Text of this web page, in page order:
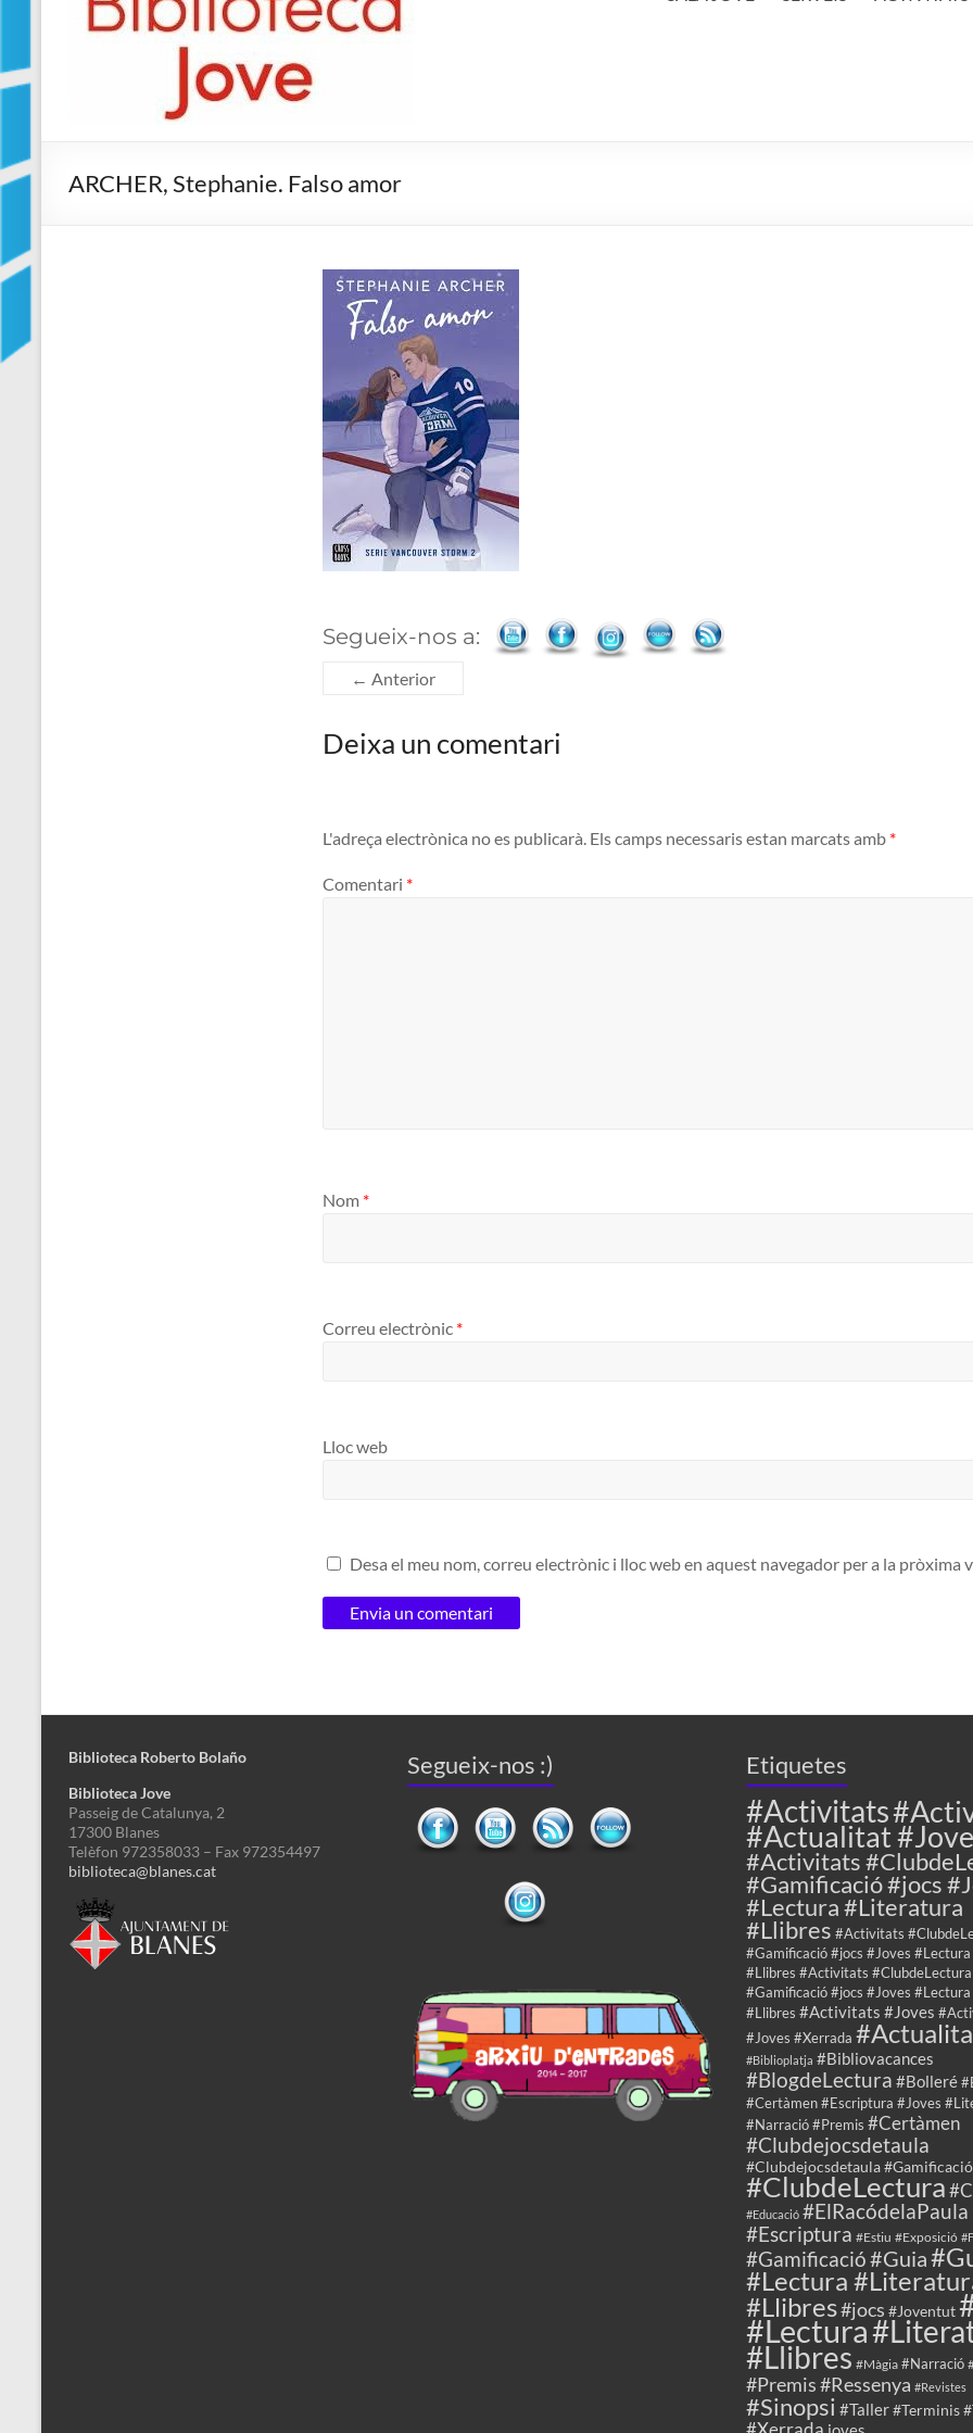
Jove
ARCHER, Stephanie. Falso amor
Segueix-nos a:
← Anterior
Deixa un comentari
L'adreça electrònica no es publicarà. Els camps necessaris estan marcats amb *
Comentari *
Nom *
Correu electrònic *
Lloc web
Desa el meu nom, correu electrònic i lloc web en aquest navegador per a la pròxima
Biblioteca Roberto Bolaño
Biblioteca Jove
Passeig de Catalunya, 2
17300 Blanes
Telèfon 972358033 – Fax 972354497
biblioteca@blanes.cat
Segueix-nos :) Etiquetes
#Activitats
#Actualitat
#Activitats
#Gamificació #jocs
#Lectura #Literatura
#Llibres #Activitats
#Gamificació #jocs #Joves
#Llibres #Activitats #ClubdeLectura
#Gamificació #jocs #Joves
#Llibres #Activitats #Joves
#Joves #Xerrada
#Biblioplatja #Bibliovacances
#BlogdeLectura #Bolleré
#Certàmen #Escriptura #Joves
#Narració #Premis #Certàmen
#Clubdejocsdetaula
#Clubdejocsdetaula
#ClubdeLectura
#Educació #ElRacódelaPaula
#Escriptura #Estiu #Exposició
#Gamificació#Guia
#Lectura
#Llibres#jocs #Joventut
#Lectura
#Llibres #Màgia #Narració
#Premis#Ressenya #Revistes
#Sinopsi #Taller#Terminis